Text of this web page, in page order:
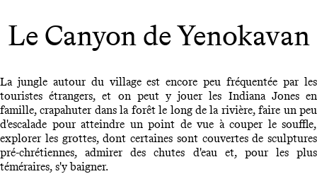
Le Canyon de Yenokavan
La jungle autour du village est encore peu fréquentée par les
touristes étrangers, et on peut y jouer les Indiana Jones en
famille, crapahuter dans la forêt le long de la rivière, faire un peu
d'escalade pour atteindre un point de vue à couper le souffle,
explorer les grottes, dont certaines sont couvertes de sculptures
pré-chrétiennes, admirer des chutes d'eau et, pour les plus
téméraires, s'y baigner.